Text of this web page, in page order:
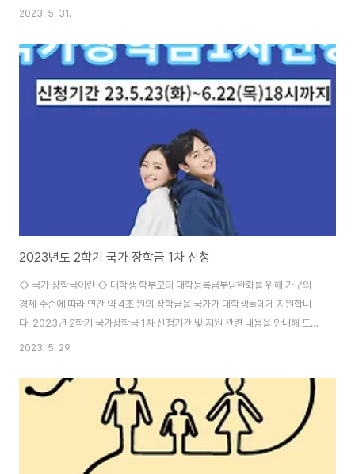
공연을 볼 수 있는 문화이용권을 지급합니다. ◎ 지원대상 연령요건 : 만 19세
건 : 중위소득 150% 이하 (건강보험료기준) ◎ 신청기간 : 2023. 4 .19(수)
~ 5.31(수) 18시 ◎ 지원내용 공연예술분야 관람지원비 1인당 연간 20만 원
문화 이용권(카드 지급) 청년문화패스전용홈페이지에서 제공하는 공연에 한해
예매가능 ◎ 신청방법 : 청년 몽땅 정보통 접속 후 서울청년문화패스 온라..
2023. 5. 31.
2023년도 2학기 국가 장학금 1차 신청
◇ 국가 장학금이란 ◇ 대학생 학부모의 대학등록금부담완화를 위해 가구의
경제 수준에 따라 연간 약 4조 원의 장학금을 국가가 대학생들에게 지원합니
다. 2023년 2학기 국가장학금 1차 신청기간 및 지원 관련 내용을 안내해 드립
니다. ◆ 신청기간 ◆ · 국가장학금 신청 : 2023.5.23(화) ~ 6.22(목) 18시
구원동의 : 2023. 5.23(화) ~ 6.29 (목) 18시 ◆ 신청대상 ◆ 재학생, 신입
생(2학기입학예정자), 편입생, 재입학생, 복학생 등 모든 대학생 ※ 재학생은 1
차 신청이 원칙이며, 재학 중 2회에 한해 구제신청 자동 적용 ● 국가장학금 I
유형 국내대학에 재학 중 인학자금 지원 8구간 이하 대학생..
2023. 5. 29.